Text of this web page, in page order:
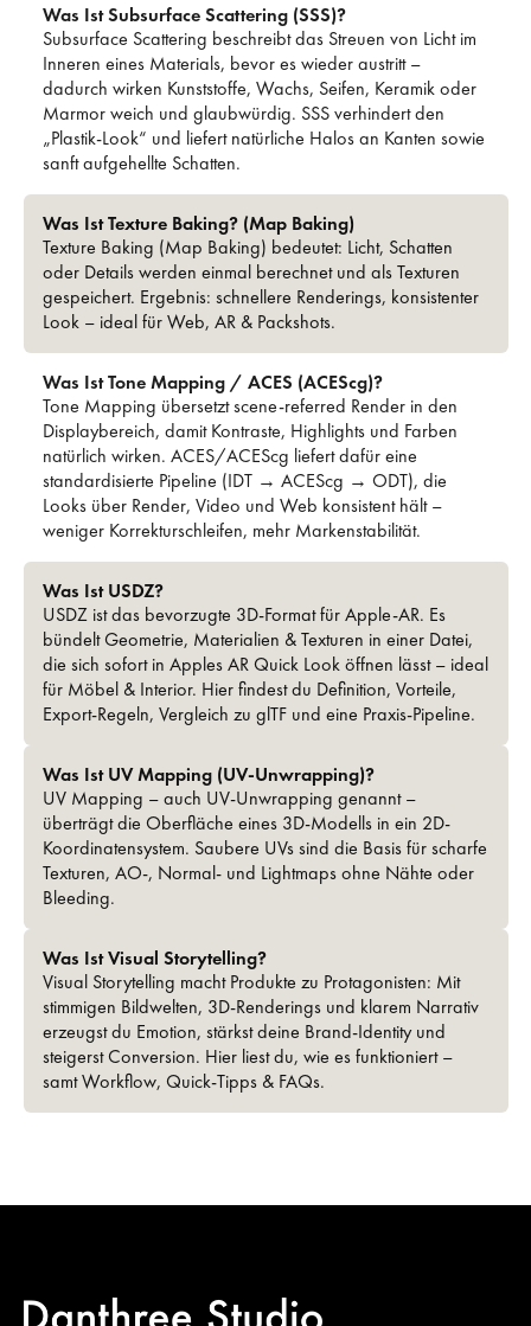
Was Ist Subsurface Scattering (SSS)?
Subsurface Scattering beschreibt das Streuen von Licht im
Inneren eines Materials, bevor es wieder austritt –
dadurch wirken Kunststoffe, Wachs, Seifen, Keramik oder
Marmor weich und glaubwürdig. SSS verhindert den
„Plastik‑Look“ und liefert natürliche Halos an Kanten sowie
sanft aufgehellte Schatten.
Was Ist Texture Baking? (Map Baking)
Texture Baking (Map Baking) bedeutet: Licht, Schatten
oder Details werden einmal berechnet und als Texturen
gespeichert. Ergebnis: schnellere Renderings, konsistenter
Look – ideal für Web, AR & Packshots.
Was Ist Tone Mapping / ACES (ACEScg)?
Tone Mapping übersetzt scene-referred Render in den
Displaybereich, damit Kontraste, Highlights und Farben
natürlich wirken. ACES/ACEScg liefert dafür eine
standardisierte Pipeline (IDT → ACEScg → ODT), die
Looks über Render, Video und Web konsistent hält –
weniger Korrekturschleifen, mehr Markenstabilität.
Was Ist USDZ?
USDZ ist das bevorzugte 3D-Format für Apple-AR. Es
bündelt Geometrie, Materialien & Texturen in einer Datei,
die sich sofort in Apples AR Quick Look öffnen lässt – ideal
für Möbel & Interior. Hier findest du Definition, Vorteile,
Export-Regeln, Vergleich zu glTF und eine Praxis-Pipeline.
Was Ist UV Mapping (UV-Unwrapping)?
UV Mapping – auch UV-Unwrapping genannt –
überträgt die Oberfläche eines 3D-Modells in ein 2D-
Koordinatensystem. Saubere UVs sind die Basis für scharfe
Texturen, AO-, Normal- und Lightmaps ohne Nähte oder
Bleeding.
Was Ist Visual Storytelling?
Visual Storytelling macht Produkte zu Protagonisten: Mit
stimmigen Bildwelten, 3D-Renderings und klarem Narrativ
erzeugst du Emotion, stärkst deine Brand-Identity und
steigerst Conversion. Hier liest du, wie es funktioniert –
samt Workflow, Quick-Tipps & FAQs.